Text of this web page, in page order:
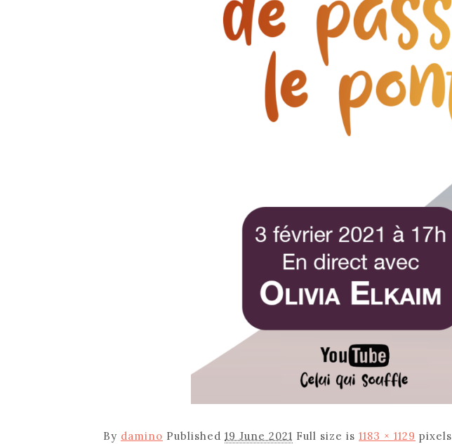
By damino Published 19 June 2021 Full size is 1183 × 1129 pixels